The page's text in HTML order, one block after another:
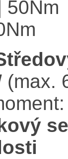
50Nm
(max.